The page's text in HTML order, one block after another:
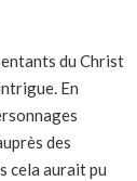
du Christ
En
des
cela aurait pu